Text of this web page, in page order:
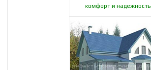
комфорт и надежность